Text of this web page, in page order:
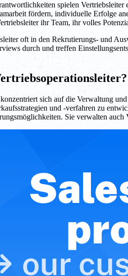
spielen
fördern, individuelle Erfolge
ihr Team, ihr volles
oft in den Rekrutierungs- und
durch und treffen
sich auf die Verwaltung
und -verfahren zu
Sie verwalten